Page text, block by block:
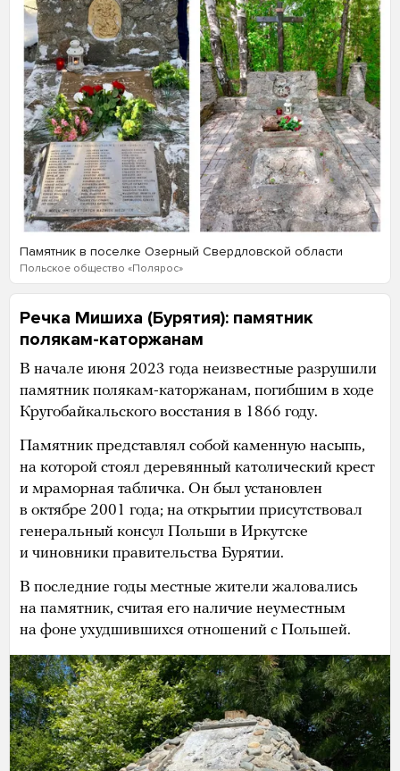
Памятник в поселке Озерный Свердловской области
Польское общество «Полярос»
Речка Мишиха (Бурятия): памятник
полякам-каторжанам
В начале июня 2023 года неизвестные разрушили
памятник полякам-каторжанам, погибшим в ходе
Кругобайкальского восстания в 1866 году.
Памятник представлял собой каменную насыпь,
на которой стоял деревянный католический крест
и мраморная табличка. Он был установлен
в октябре 2001 года; на открытии присутствовал
генеральный консул Польши в Иркутске
и чиновники правительства Бурятии.
В последние годы местные жители жаловались
на памятник, считая его наличие неуместным
на фоне ухудшившихся отношений с Польшей.